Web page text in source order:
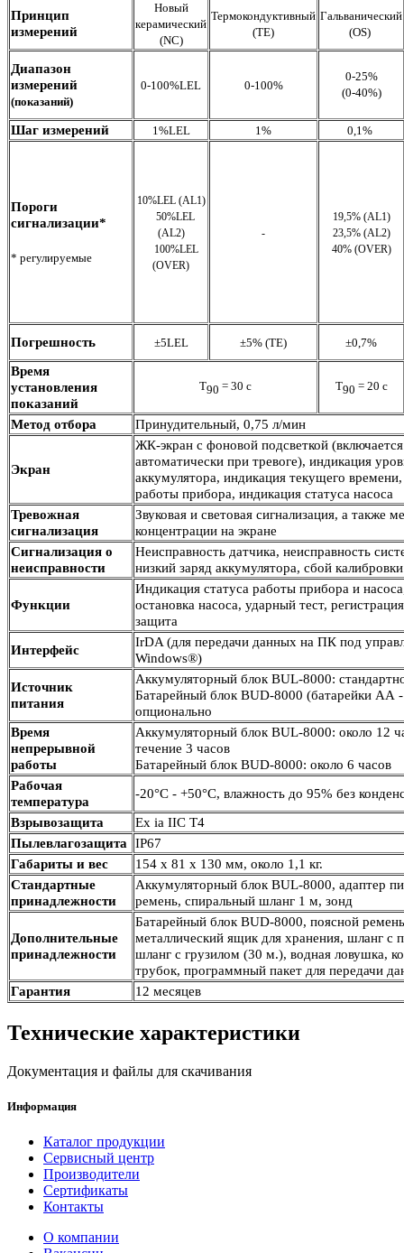
Принцип
измерений
Новый
керамический
(NC)
Термокондуктивный
(TE)
Гальванический
(OS)
Диапазон
измерений
(показаний)
0-100%LEL 0-100%
0-25%
(0-40%)
Шаг измерений 1%LEL 1% 0,1%
Пороги
сигнализации*
* регулируемые
10%LEL (AL1)
50%LEL
(AL2)
100%LEL
(OVER)
-
19,5% (AL1)
23,5% (AL2)
40% (OVER)
Погрешность ±5LEL ±5% (TE) ±0,7%
Время
установления
показаний
Т90 = 30 с Т90 = 20 с
Метод отбора Принудительный, 0,75 л/мин
Экран
ЖК-экран с фоновой подсветкой
автоматически при тревоге), индикация
аккумулятора, индикация текущего
работы прибора, индикация статуса
Тревожная
сигнализация
Звуковая и световая сигнализация, а также
концентрации на экране
Сигнализация о
неисправности
Неисправность датчика, неисправность
низкий заряд аккумулятора, сбой
Функции
Индикация статуса работы прибора и
остановка насоса, ударный тест,
защита
Интерфейс
IrDA (для передачи данных на ПК под
Windows®)
Источник
питания
Аккумуляторный блок BUL-8000:
Батарейный блок BUD-8000 (батарейки АА
опционально
Время
непрерывной
работы
Аккумуляторный блок BUL-8000: около 12
течение 3 часов
Батарейный блок BUD-8000: около 6 часов
Рабочая
температура
-20°C - +50°C, влажность до 95% без
Взрывозащита
Ex ia IIC T4
Пылевлагозащита
IP67
Габариты и вес
154 х 81 х 130 мм, около 1,1 кг.
Стандартные
принадлежности
Аккумуляторный блок BUL-8000, адаптер
ремень, спиральный шланг 1 м, зонд
Дополнительные
принадлежности
Батарейный блок BUD-8000, поясной
металлический ящик для хранения, шланг с
шланг с грузилом (30 м.), водная ловушка,
трубок, программный пакет для передачи
Гарантия
12 месяцев
Технические характеристики
Документация и файлы для скачивания
Информация
Каталог продукции
Сервисный центр
Производители
Сертификаты
Контакты
О компании